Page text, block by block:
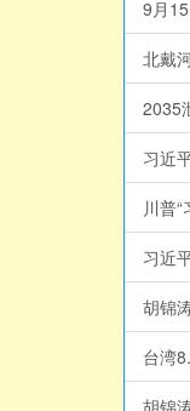
北戴
2035
习近
习近
台湾